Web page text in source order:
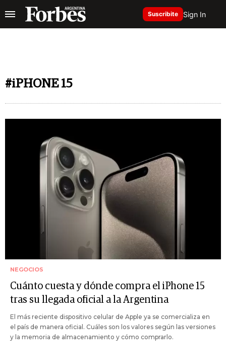
Suscribite Sign In
#iPHONE 15
NEGOCIOS
Cuánto cuesta y dónde compra el iPhone 15
tras su llegada oficial a la Argentina
El más reciente dispositivo celular de Apple ya se comercializa en
el país de manera oficial. Cuáles son los valores según las versiones
y la memoria de almacenamiento y cómo comprarlo.